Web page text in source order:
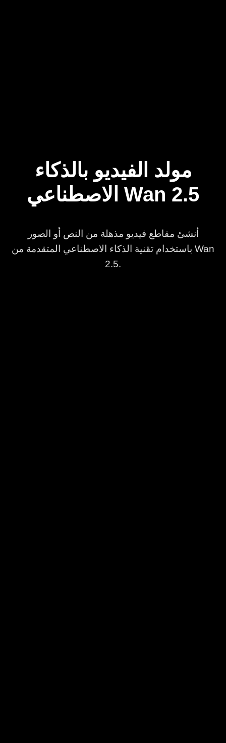
مولد الفيديو بالذكاء
الاصطناعي Wan 2.5
أنشئ مقاطع فيديو مذهلة من النص أو الصور
باستخدام تقنية الذكاء الاصطناعي المتقدمة من Wan
2.5.